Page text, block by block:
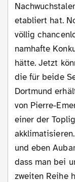
etabliert hat.
völlig
namhafte
hätte. Jetzt
die für beide
Dortmund
von Pierre-
einer der
und eben
dass man bei
zweiten Reihe